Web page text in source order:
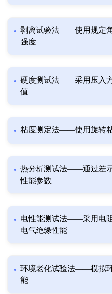
剥离试验法——使用规定
强度
硬度测试法——采用压入
值
粘度测定法——使用旋转
热分析测试法——通过差
性能参数
电性能测试法——采用电
电气绝缘性能
环境老化试验法——模拟
能